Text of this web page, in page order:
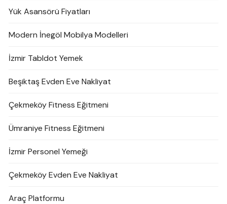
Yük Asansörü Fiyatları
Modern İnegöl Mobilya Modelleri
İzmir Tabldot Yemek
Beşiktaş Evden Eve Nakliyat
Çekmeköy Fitness Eğitmeni
Ümraniye Fitness Eğitmeni
İzmir Personel Yemeği
Çekmeköy Evden Eve Nakliyat
Araç Platformu